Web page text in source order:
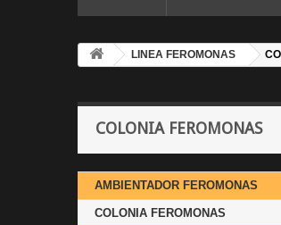
LINEA FEROMONAS
COLONIA FEROMONAS
AMBIENTADOR FEROMONAS
COLONIA FEROMONAS